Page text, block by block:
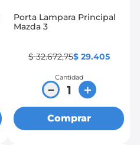
Porta Lampara Principal
Mazda 3
$ 32.672,75$ 29.405
Cantidad
＋
－
Comprar